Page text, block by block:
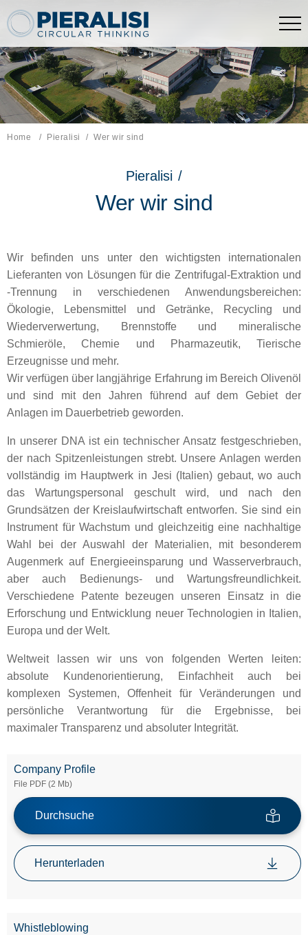
Pieralisi Maip Spa
Home Pieralisi Aktuelle Seite:
Wer wir sind
Pieralisi /
Wer wir sind
Wir befinden uns unter den wichtigsten internationalen
Lieferanten von Lösungen für die Zentrifugal-Extraktion und
-Trennung in verschiedenen Anwendungsbereichen:
Ökologie, Lebensmittel und Getränke, Recycling und
Wiederverwertung, Brennstoffe und mineralische
Schmieröle, Chemie und Pharmazeutik, Tierische
Erzeugnisse und mehr.
Wir verfügen über langjährige Erfahrung im Bereich Olivenöl
und sind mit den Jahren führend auf dem Gebiet der
Anlagen im Dauerbetrieb geworden.
In unserer DNA ist ein technischer Ansatz festgeschrieben,
der nach Spitzenleistungen strebt. Unsere Anlagen werden
vollständig im Hauptwerk in Jesi (Italien) gebaut, wo auch
das Wartungspersonal geschult wird, und nach den
Grundsätzen der Kreislaufwirtschaft entworfen. Sie sind ein
Instrument für Wachstum und gleichzeitig eine nachhaltige
Wahl bei der Auswahl der Materialien, mit besonderem
Augenmerk auf Energieeinsparung und Wasserverbrauch,
aber auch Bedienungs- und Wartungsfreundlichkeit.
Verschiedene Patente bezeugen unseren Einsatz in die
Erforschung und Entwicklung neuer Technologien in Italien,
Europa und der Welt.
Weltweit lassen wir uns von folgenden Werten leiten:
absolute Kundenorientierung, Einfachheit auch bei
komplexen Systemen, Offenheit für Veränderungen und
persönliche Verantwortung für die Ergebnisse, bei
maximaler Transparenz und absoluter Integrität.
Company Profile
File PDF (2 Mb)
Durchsuche
Herunterladen
Whistleblowing